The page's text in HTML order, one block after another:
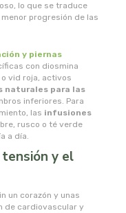
lo que se traduce
progresión de las
y piernas
con diosmina
vid roja, activos
naturales para las
inferiores. Para
las infusiones
rusco o té verde
a día.
y el
un corazón y unas
de cardiovascular y